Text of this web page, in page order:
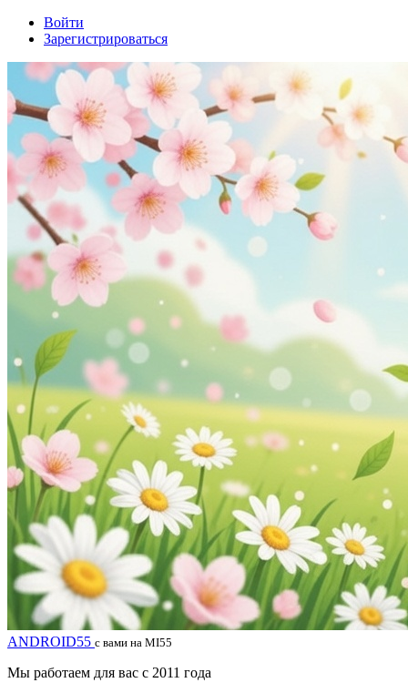
Войти
Зарегистрироваться
ANDROID55 с вами на MI55
Мы работаем для вас с 2011 года